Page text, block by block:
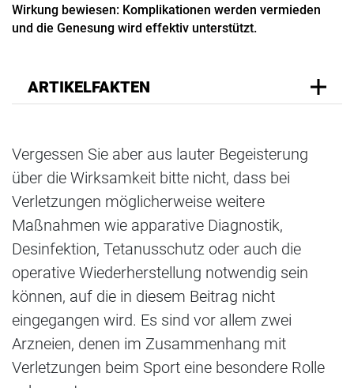
Wirkung bewiesen: Komplikationen werden vermieden
und die Genesung wird effektiv unterstützt.
ARTIKELFAKTEN
Vergessen Sie aber aus lauter Begeisterung
über die Wirksamkeit bitte nicht, dass bei
Verletzungen möglicherweise weitere
Maßnahmen wie apparative Diagnostik,
Desinfektion, Tetanusschutz oder auch die
operative Wiederherstellung notwendig sein
können, auf die in diesem Beitrag nicht
eingegangen wird. Es sind vor allem zwei
Arzneien, denen im Zusammenhang mit
Verletzungen beim Sport eine besondere Rolle